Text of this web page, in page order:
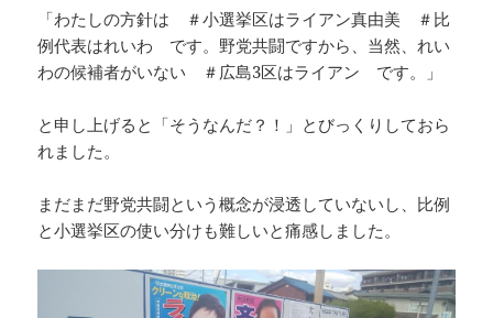
「わたしの方針は ＃小選挙区はライアン真由美 ＃比
例代表はれいわ です。野党共闘ですから、当然、れい
わの候補者がいない ＃広島3区はライアン です。」
と申し上げると「そうなんだ？！」とびっくりしておら
れました。
まだまだ野党共闘という概念が浸透していないし、比例
と小選挙区の使い分けも難しいと痛感しました。